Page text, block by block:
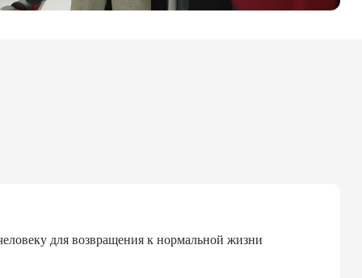
для возвращения к нормальной жизни